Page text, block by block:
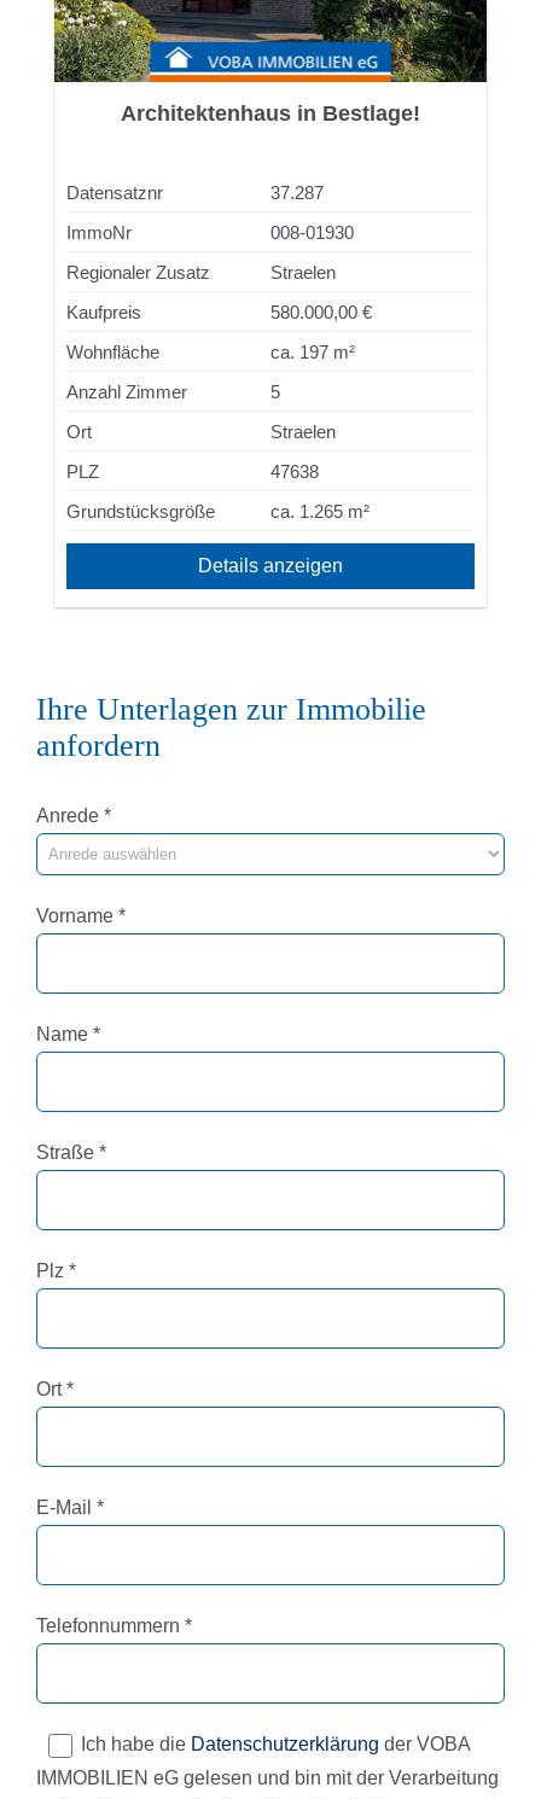
Architektenhaus in Bestlage!
Datensatznr
37.287
ImmoNr
008-01930
Regionaler Zusatz
Straelen
Kaufpreis
580.000,00 €
Wohnfläche
ca. 197 m²
Anzahl Zimmer
5
Ort
Straelen
PLZ
47638
Grundstücksgröße
ca. 1.265 m²
Details anzeigen
Ihre Unterlagen zur Immobilie
anfordern
Anrede Pflichtfeld
*
Vorname Pflichtfeld
*
Name Pflichtfeld
*
Straße Pflichtfeld
*
Plz Pflichtfeld
*
OrtPflichtfeld
*
E-Mail Pflichtfeld
*
Telefonnummern Pflichtfeld
*
Ich habe die Datenschutzerklärung der VOBA
IMMOBILIEN eG gelesen und bin mit der Verarbeitung